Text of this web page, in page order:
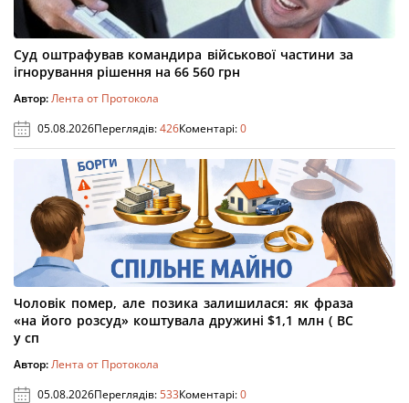
Суд оштрафував командира військової частини за
ігнорування рішення на 66 560 грн
Автор:Лента от Протокола
05.08.2026Переглядів:426Коментарі:0
Чоловік помер, але позика залишилася: як фраза
«на його розсуд» коштувала дружині $1,1 млн ( ВС
у сп
Автор:Лента от Протокола
05.08.2026Переглядів:533Коментарі:0